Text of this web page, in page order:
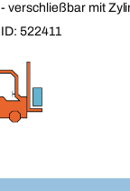
- verschließbar mit
ID: 522411